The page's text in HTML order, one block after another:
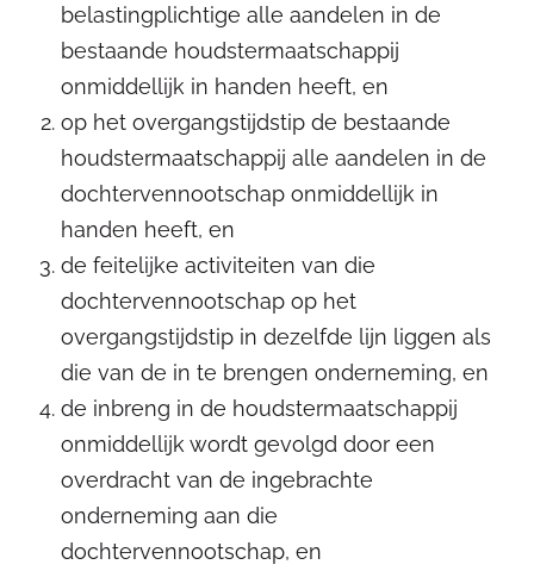
belastingplichtige alle aandelen in de
bestaande houdstermaatschappij
onmiddellijk in handen heeft, en
op het overgangstijdstip de bestaande
houdstermaatschappij alle aandelen in de
dochtervennootschap onmiddellijk in
handen heeft, en
de feitelijke activiteiten van die
dochtervennootschap op het
overgangstijdstip in dezelfde lijn liggen als
die van de in te brengen onderneming, en
de inbreng in de houdstermaatschappij
onmiddellijk wordt gevolgd door een
overdracht van de ingebrachte
onderneming aan die
dochtervennootschap, en